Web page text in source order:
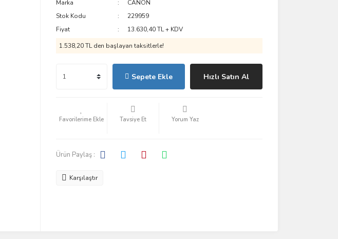
Marka
CANON
Stok Kodu
229959
Fiyat
13.630,40 TL + KDV
1.538,20 TL den başlayan taksitlerle!
Sepete Ekle Hızlı Satın Al
Tavsiye Et Yorum Yaz
Ürün Paylaş :
Karşılaştır